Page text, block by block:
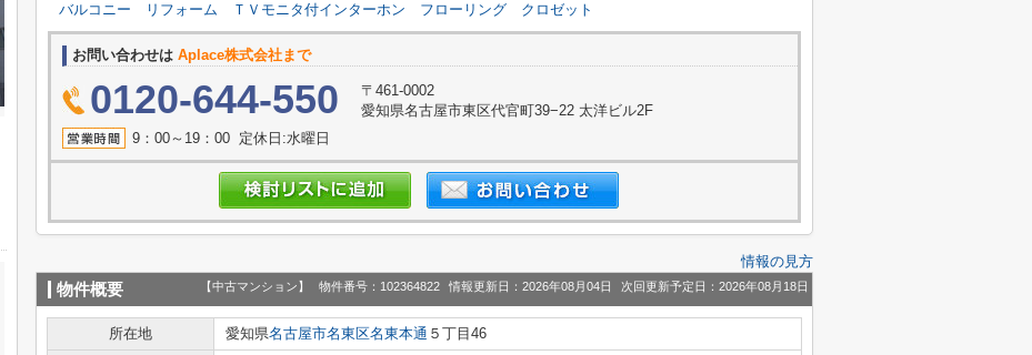
バルコニー リフォーム ＴＶモニタ付インターホン フローリング クロゼット
お問い合わせは Aplace株式会社まで
0120-644-550
〒461-0002
愛知県名古屋市東区代官町39−22 太洋ビル2F
9：00～19：00 定休日:水曜日
情報の見方
物件概要 【中古マンション】 物件番号：102364822 情報更新日：2026年08月04日 次回更新予定日：2026年08月18日
所在地 愛知県名古屋市名東区名東本通 ５丁目46